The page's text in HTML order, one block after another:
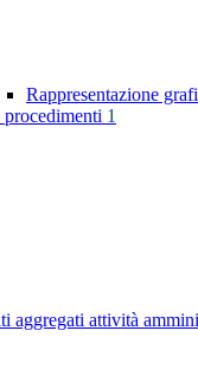
Rappresentazione
1
aggregati attività